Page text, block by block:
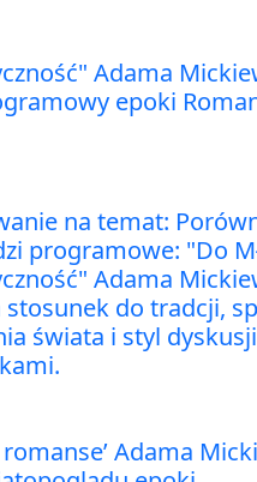
Adama
epoki
na temat:
programowe: "Do
Adama
stosunek do tradcji,
świata i styl
Adama